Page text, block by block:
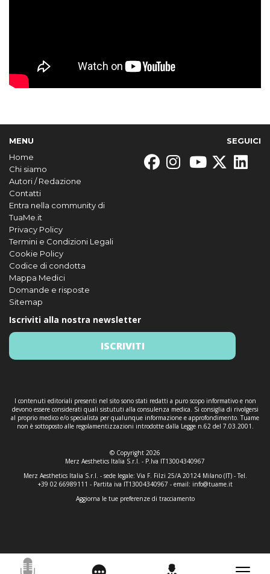
MENU
Home
Chi siamo
Autori / Redazione
Contatti
Entra nella community di
TuaMe.it
Privacy Policy
Termini e Condizioni Legali
Cookie Policy
Codice di condotta
Mappa Medici
Domande e risposte
Sitemap
SEGUICI
Iscriviti alla nostra newsletter
ISCRIVITI
I contenuti editoriali presenti nel sito sono stati redatti a puro scopo informativo e non
devono essere considerati quali sistututi alla consulenza medica. Si consiglia di rivolgersi
al proprio medico e/o specialista per qualunque informazione e approfondimento. Tuame
non è sottoposto alle regolamentizzazioni introdotte dalla Legge n.62 del 7.03.2001.
© Copyright 2026
Merz Aesthetics Italia S.r.l. - P.Iva IT13004340967
Merz Aesthetics Italia S.r.l. - sede legale: Via F. Filzi 25/A 20124 Milano (IT) - Tel.
+39 02 66989111 - Partita iva IT13004340967 - email: info@tuame.it
Aggiorna le tue preferenze di tracciamento